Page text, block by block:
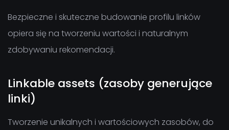
Bezpieczne i skuteczne budowanie profilu linków
opiera się na tworzeniu wartości i naturalnym
zdobywaniu rekomendacji.
Linkable assets (zasoby generujące
linki)
Tworzenie unikalnych i wartościowych zasobów, do